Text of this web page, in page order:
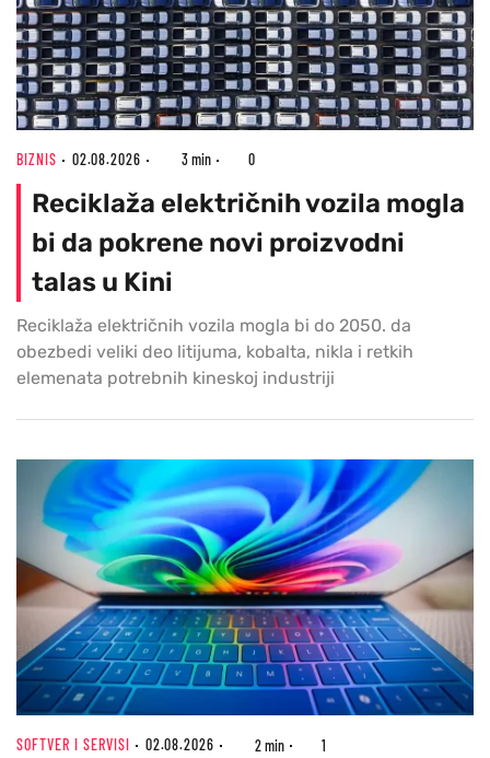
BIZNIS 02.08.2026 3 min 0
Reciklaža električnih vozila mogla
bi da pokrene novi proizvodni
talas u Kini
Reciklaža električnih vozila mogla bi do 2050. da
obezbedi veliki deo litijuma, kobalta, nikla i retkih
elemenata potrebnih kineskoj industriji
SOFTVER I SERVISI 02.08.2026 2 min 1